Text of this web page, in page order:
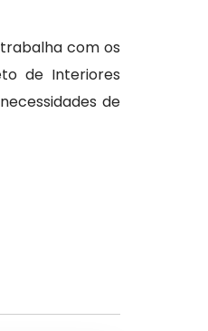
com os
de Interiores
de